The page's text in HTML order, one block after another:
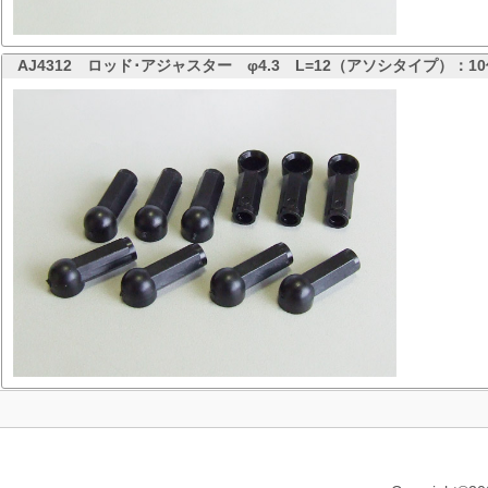
AJ4312 ロッド･アジャスター φ4.3 L=12（アソシタイプ）：10